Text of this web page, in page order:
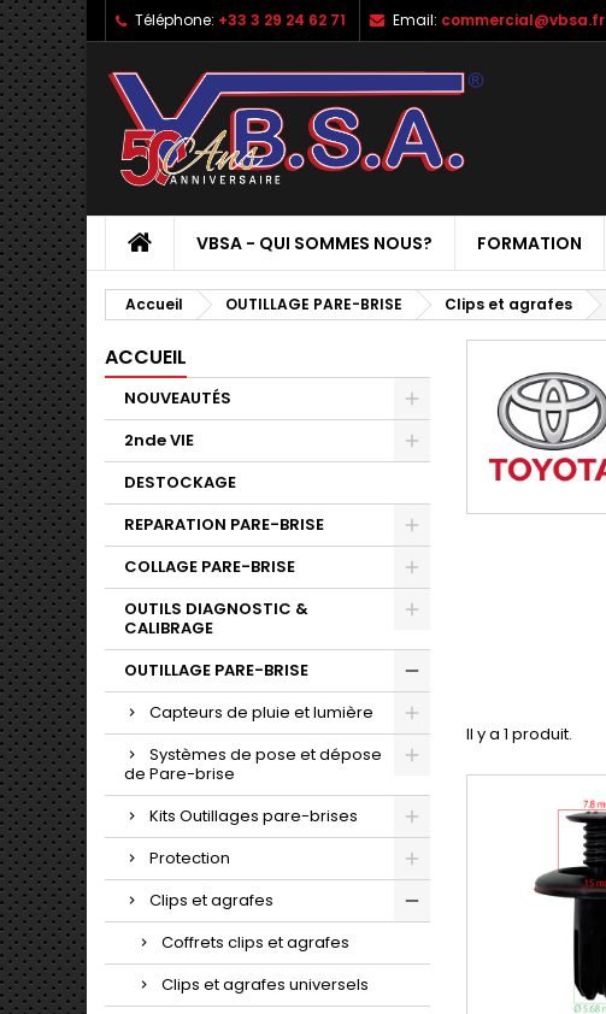
Téléphone: +33 3 29 24 62 71 Email: commercial@vbsa.fr
VBSA - QUI SOMMES NOUS? FORMATION
Accueil OUTILLAGE PARE-BRISE Clips et agrafes
ACCUEIL
NOUVEAUTÉS
2nde VIE
DESTOCKAGE
REPARATION PARE-BRISE
COLLAGE PARE-BRISE
OUTILS DIAGNOSTIC &
CALIBRAGE
OUTILLAGE PARE-BRISE
Capteurs de pluie et lumière
Systèmes de pose et dépose
de Pare-brise
Kits Outillages pare-brises
Protection
Clips et agrafes
Coffrets clips et agrafes
Clips et agrafes universels
Il y a 1 produit.